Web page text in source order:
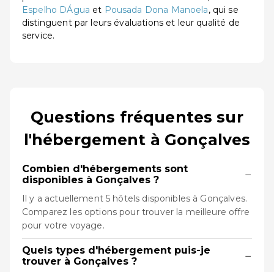
Espelho DÁgua et Pousada Dona Manoela, qui se
distinguent par leurs évaluations et leur qualité de
service.
Questions fréquentes sur
l'hébergement à Gonçalves
Combien d'hébergements sont
disponibles à Gonçalves ?
−
Il y a actuellement 5 hôtels disponibles à Gonçalves.
Comparez les options pour trouver la meilleure offre
pour votre voyage.
Quels types d'hébergement puis-je
trouver à Gonçalves ?
−